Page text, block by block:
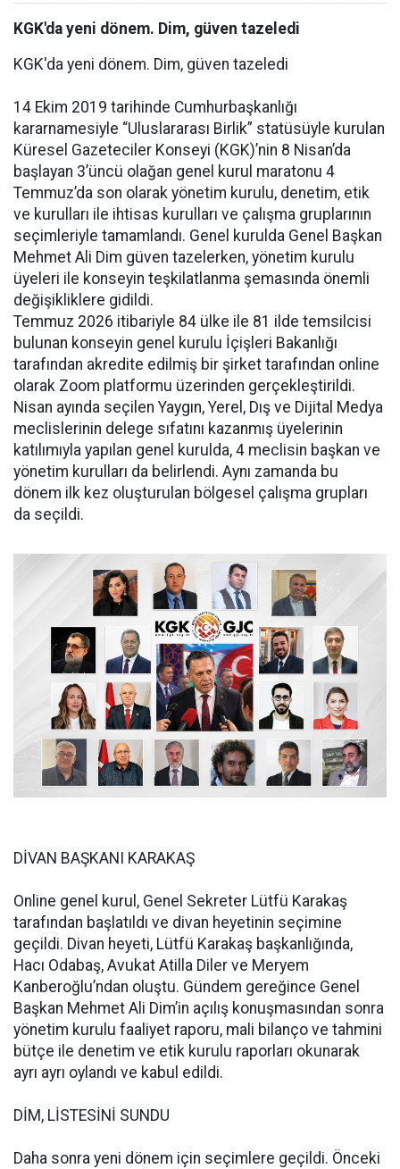
KGK'da yeni dönem. Dim, güven tazeledi
KGK'da yeni dönem. Dim, güven tazeledi
14 Ekim 2019 tarihinde Cumhurbaşkanlığı
kararnamesiyle “Uluslararası Birlik” statüsüyle kurulan
Küresel Gazeteciler Konseyi (KGK)’nin 8 Nisan’da
başlayan 3’üncü olağan genel kurul maratonu 4
Temmuz’da son olarak yönetim kurulu, denetim, etik
ve kurulları ile ihtisas kurulları ve çalışma gruplarının
seçimleriyle tamamlandı. Genel kurulda Genel Başkan
Mehmet Ali Dim güven tazelerken, yönetim kurulu
üyeleri ile konseyin teşkilatlanma şemasında önemli
değişikliklere gidildi.
Temmuz 2026 itibariyle 84 ülke ile 81 ilde temsilcisi
bulunan konseyin genel kurulu İçişleri Bakanlığı
tarafından akredite edilmiş bir şirket tarafından online
olarak Zoom platformu üzerinden gerçekleştirildi.
Nisan ayında seçilen Yaygın, Yerel, Dış ve Dijital Medya
meclislerinin delege sıfatını kazanmış üyelerinin
katılımıyla yapılan genel kurulda, 4 meclisin başkan ve
yönetim kurulları da belirlendi. Aynı zamanda bu
dönem ilk kez oluşturulan bölgesel çalışma grupları
da seçildi.
DİVAN BAŞKANI KARAKAŞ
Online genel kurul, Genel Sekreter Lütfü Karakaş
tarafından başlatıldı ve divan heyetinin seçimine
geçildi. Divan heyeti, Lütfü Karakaş başkanlığında,
Hacı Odabaş, Avukat Atilla Diler ve Meryem
Kanberoğlu’ndan oluştu. Gündem gereğince Genel
Başkan Mehmet Ali Dim’in açılış konuşmasından sonra
yönetim kurulu faaliyet raporu, mali bilanço ve tahmini
bütçe ile denetim ve etik kurulu raporları okunarak
ayrı ayrı oylandı ve kabul edildi.
DİM, LİSTESİNİ SUNDU
Daha sonra yeni dönem için seçimlere geçildi. Önceki